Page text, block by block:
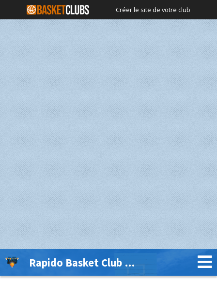
Créer le site de votre club
Rapido Basket Club Thuin Lobbes